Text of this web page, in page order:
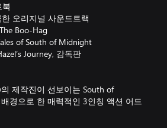
오리지널 사운드트랙
Boo-Hag
of South of Midnight
Journey, 감독판
제작진이 선보이는 South of
경으로 한 매력적인 3인칭 액션 어드